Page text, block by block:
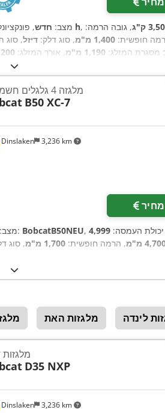
מצב: חדש, 9 h ק"ג
, גובה הרמה:
חופשית: 1,400 מ"מ , סוג דלק: דיזל, סוג
מסגרת המזלג: 1,190 מ"מ , אורך המזלג: 1,200
3,236 km
מלגזה 4 גלגלים חשמלית
B50 XC-7
מצב:, מספר מכונה/רכב: BobcatB50NEU העמסה: 4,999
מ"מ , הרמה חופשית: 1,700 מ"מ , סוג
מלגזות האת לינדה
3,236 km
מלגזות
D35 NXP